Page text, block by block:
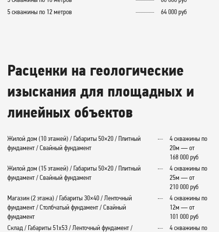
5 скважины по 12 метров
64 000 руб
Расценки на геологические
изыскания для площадных и
линейных объектов
Жилой дом (10 этажей) / Габариты 50×20 / Плитный
фундамент / Свайный фундамент
4 скважины по
20м — от
168 000 руб
Жилой дом (15 этажей) / Габариты 50×20 / Плитный
фундамент / Свайный фундамент
4 скважины по
25м — от
210 000 руб
Магазин (2 этажа) / Габариты 30×40 / Ленточный
фундамент / Столбчатый фундамент / Свайный
фундамент
4 скважины по
12м — от
101 000 руб
Склад / Габариты 51х53 / Ленточный фундамент /
4 скважины по